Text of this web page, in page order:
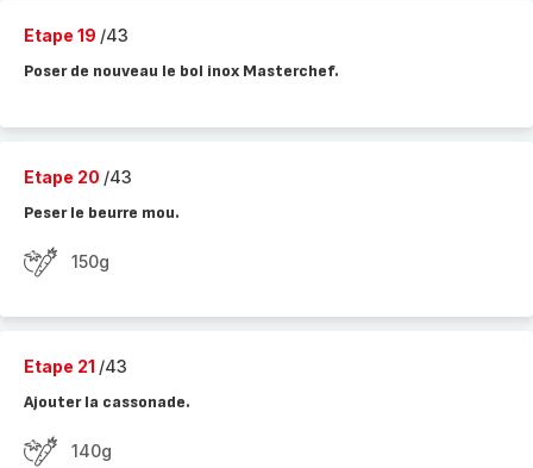
Etape 19 /43
Poser de nouveau le bol inox Masterchef.
Etape 20 /43
Peser le beurre mou.
150g
Etape 21 /43
Ajouter la cassonade.
140g